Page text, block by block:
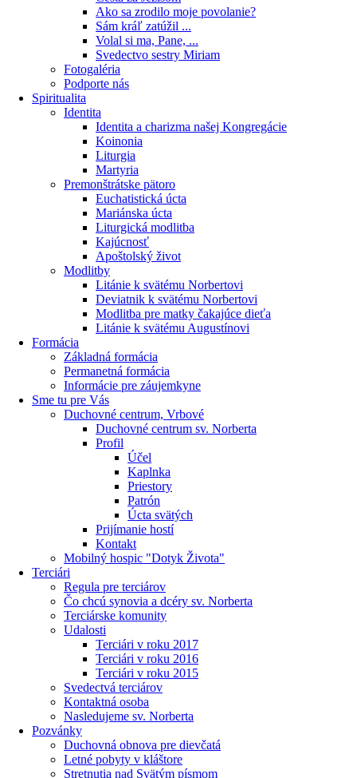
Ako sa zrodilo moje povolanie?
Sám kráľ zatúžil ...
Volal si ma, Pane, ...
Svedectvo sestry Miriam
Fotogaléria
Podporte nás
Spiritualita
Identita
Identita a charizma našej Kongregácie
Koinonia
Liturgia
Martyria
Premonštrátske pätoro
Euchatistická úcta
Mariánska úcta
Liturgická modlitba
Kajúcnosť
Apoštolský život
Modlitby
Litánie k svätému Norbertovi
Deviatnik k svätému Norbertovi
Modlitba pre matky čakajúce dieťa
Litánie k svätému Augustínovi
Formácia
Základná formácia
Permanetná formácia
Informácie pre záujemkyne
Sme tu pre Vás
Duchovné centrum, Vrbové
Duchovné centrum sv. Norberta
Profil
Účel
Kaplnka
Priestory
Patrón
Úcta svätých
Prijímanie hostí
Kontakt
Mobilný hospic "Dotyk Života"
Terciári
Regula pre terciárov
Čo chcú synovia a dcéry sv. Norberta
Terciárske komunity
Udalosti
Terciári v roku 2017
Terciári v roku 2016
Terciári v roku 2015
Svedectvá terciárov
Kontaktná osoba
Nasledujeme sv. Norberta
Pozvánky
Duchovná obnova pre dievčatá
Letné pobyty v kláštore
Stretnutia nad Svätým písmom